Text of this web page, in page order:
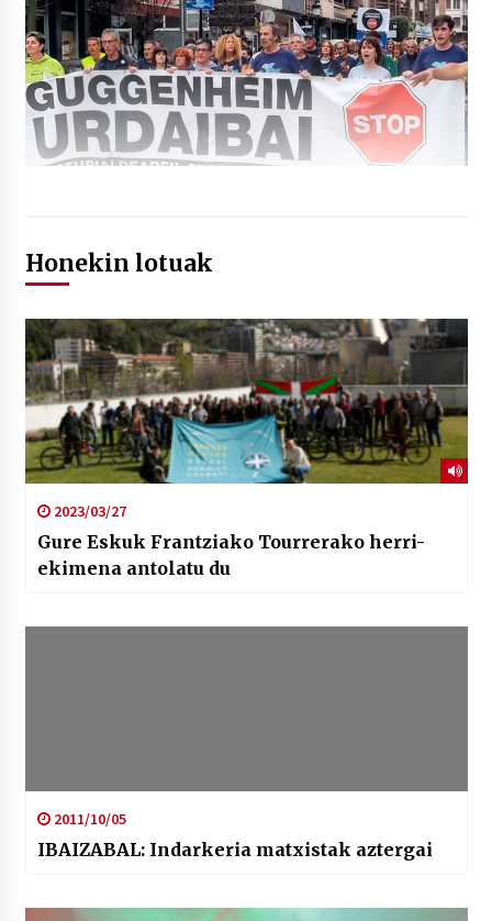
Honekin lotuak
2023/03/27
Gure Eskuk Frantziako Tourrerako herri-
ekimena antolatu du
2011/10/05
IBAIZABAL: Indarkeria matxistak aztergai